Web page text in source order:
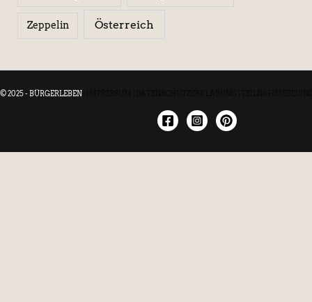
Zeppelin Österreich
© 2025 - BÜRGERLEBEN